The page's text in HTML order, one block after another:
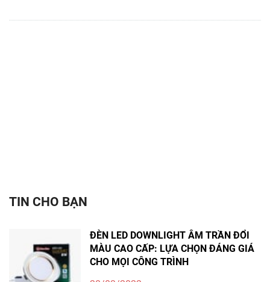
TIN CHO BẠN
ĐÈN LED DOWNLIGHT ÂM TRẦN ĐỔI
MÀU CAO CẤP: LỰA CHỌN ĐÁNG GIÁ
CHO MỌI CÔNG TRÌNH